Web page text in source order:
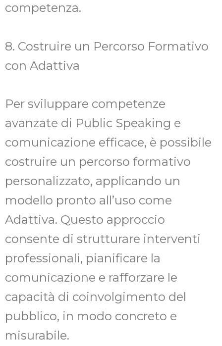
competenza.
8. Costruire un Percorso Formativo
con Adattiva
Per sviluppare competenze
avanzate di Public Speaking e
comunicazione efficace, è possibile
costruire un percorso formativo
personalizzato, applicando un
modello pronto all’uso come
Adattiva. Questo approccio
consente di strutturare interventi
professionali, pianificare la
comunicazione e rafforzare le
capacità di coinvolgimento del
pubblico, in modo concreto e
misurabile.